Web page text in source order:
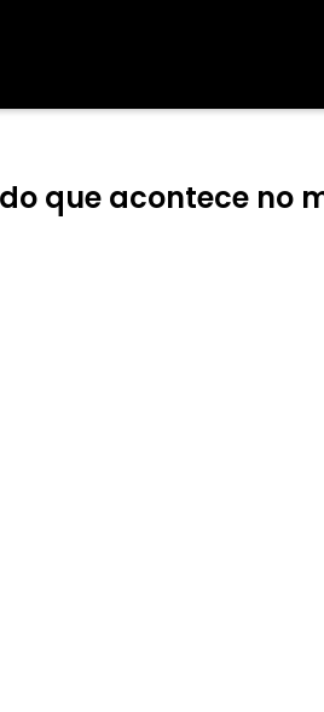
que acontece no